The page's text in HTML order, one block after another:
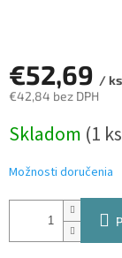
€52,69 / ks
€42,84 bez DPH
cena:
Skladom (1
Možnosti doručenia